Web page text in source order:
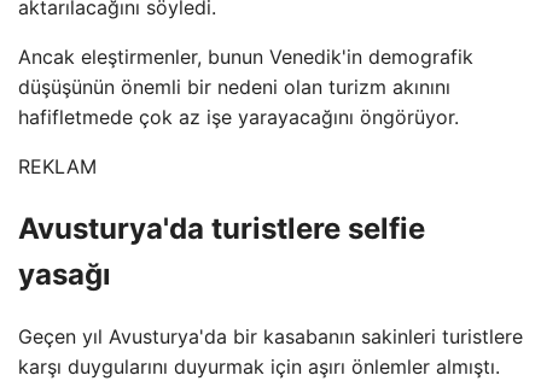
aktarılacağını söyledi.
Ancak eleştirmenler, bunun Venedik'in demografik
düşüşünün önemli bir nedeni olan turizm akınını
hafifletmede çok az işe yarayacağını öngörüyor.
REKLAM
Avusturya'da turistlere selfie
yasağı
Geçen yıl Avusturya'da bir kasabanın sakinleri turistlere
karşı duygularını duyurmak için aşırı önlemler almıştı.